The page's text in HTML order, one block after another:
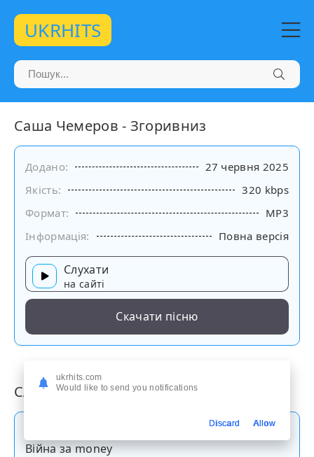
UKRHITS
Саша Чемеров - Згоривниз
Додано:
27 червня 2025
Якість:
320 kbps
Формат:
MP3
Інформація:
Повна версія
Слухати
на сайті
Скачати пісню
Слова пісні
Війна за money
ukrhits.com
Would like to send you notifications
Discard Allow